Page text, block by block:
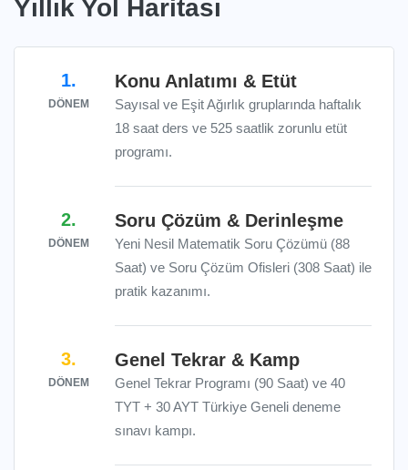
Yıllık Yol Haritası
1.
DÖNEM
Konu Anlatımı & Etüt
Sayısal ve Eşit Ağırlık gruplarında haftalık
18 saat ders ve 525 saatlik zorunlu etüt
programı.
2.
DÖNEM
Soru Çözüm & Derinleşme
Yeni Nesil Matematik Soru Çözümü (88
Saat) ve Soru Çözüm Ofisleri (308 Saat) ile
pratik kazanımı.
3.
DÖNEM
Genel Tekrar & Kamp
Genel Tekrar Programı (90 Saat) ve 40
TYT + 30 AYT Türkiye Geneli deneme
sınavı kampı.